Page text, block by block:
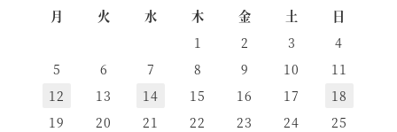
月
火 水 木 金 土
日
1
2 3
4
5
6 7 8 9 10
11
12
13 14 15 16 17
18
19
20 21 22 23 24
25